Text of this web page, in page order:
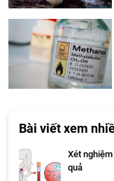
Bài viết xem
Xét
quả